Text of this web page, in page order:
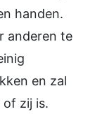
handen.
anderen te
en zal
zij is.